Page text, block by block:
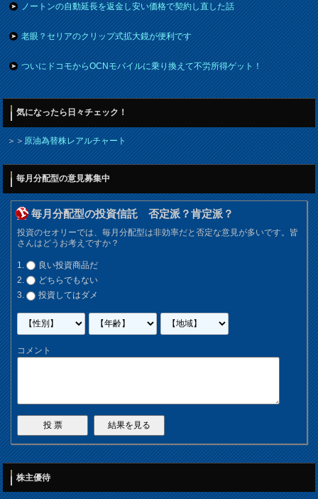
ノートンの自動延長を返金し安い価格で契約し直した話
老眼？セリアのクリップ式拡大鏡が便利です
ついにドコモからOCNモバイルに乗り換えて不労所得ゲット！
気になったら日々チェック！
＞＞原油為替株レアルチャート
毎月分配型の意見募集中
毎月分配型の投資信託 否定派？肯定派？
投資のセオリーでは、毎月分配型は非効率だと否定な意見が多いです。皆
さんはどうお考えですか？
良い投資商品だ
どちらでもない
投資してはダメ
コメント
株主優待